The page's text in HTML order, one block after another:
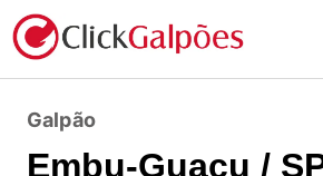
Galpão
Embu-Guaçu /